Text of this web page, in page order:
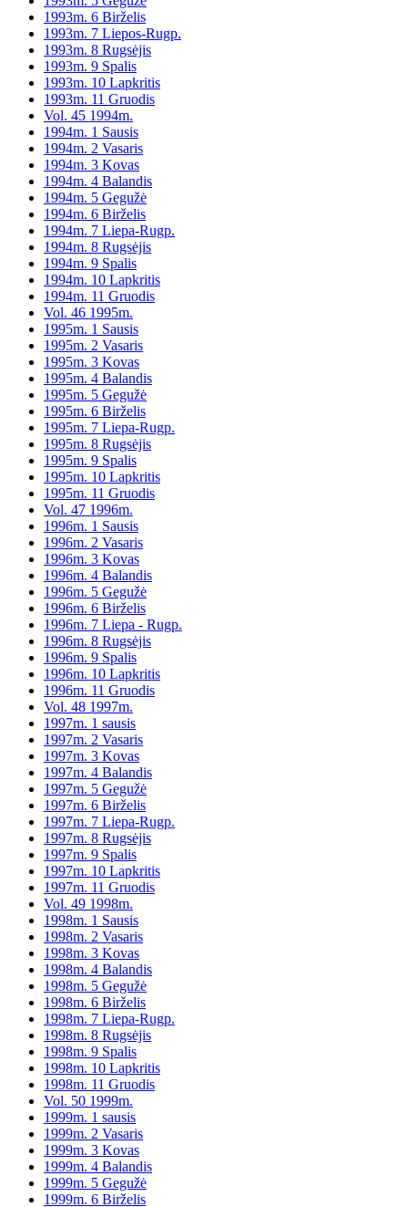
1993m. 6 Birželis
1993m. 7 Liepos-Rugp.
1993m. 8 Rugsėjis
1993m. 9 Spalis
1993m. 10 Lapkritis
1993m. 11 Gruodis
Vol. 45 1994m.
1994m. 1 Sausis
1994m. 2 Vasaris
1994m. 3 Kovas
1994m. 4 Balandis
1994m. 5 Gegužė
1994m. 6 Birželis
1994m. 7 Liepa-Rugp.
1994m. 8 Rugsėjis
1994m. 9 Spalis
1994m. 10 Lapkritis
1994m. 11 Gruodis
Vol. 46 1995m.
1995m. 1 Sausis
1995m. 2 Vasaris
1995m. 3 Kovas
1995m. 4 Balandis
1995m. 5 Gegužė
1995m. 6 Birželis
1995m. 7 Liepa-Rugp.
1995m. 8 Rugsėjis
1995m. 9 Spalis
1995m. 10 Lapkritis
1995m. 11 Gruodis
Vol. 47 1996m.
1996m. 1 Sausis
1996m. 2 Vasaris
1996m. 3 Kovas
1996m. 4 Balandis
1996m. 5 Gegužė
1996m. 6 Birželis
1996m. 7 Liepa - Rugp.
1996m. 8 Rugsėjis
1996m. 9 Spalis
1996m. 10 Lapkritis
1996m. 11 Gruodis
Vol. 48 1997m.
1997m. 1 sausis
1997m. 2 Vasaris
1997m. 3 Kovas
1997m. 4 Balandis
1997m. 5 Gegužė
1997m. 6 Birželis
1997m. 7 Liepa-Rugp.
1997m. 8 Rugsėjis
1997m. 9 Spalis
1997m. 10 Lapkritis
1997m. 11 Gruodis
Vol. 49 1998m.
1998m. 1 Sausis
1998m. 2 Vasaris
1998m. 3 Kovas
1998m. 4 Balandis
1998m. 5 Gegužė
1998m. 6 Birželis
1998m. 7 Liepa-Rugp.
1998m. 8 Rugsėjis
1998m. 9 Spalis
1998m. 10 Lapkritis
1998m. 11 Gruodis
Vol. 50 1999m.
1999m. 1 sausis
1999m. 2 Vasaris
1999m. 3 Kovas
1999m. 4 Balandis
1999m. 5 Gegužė
1999m. 6 Birželis